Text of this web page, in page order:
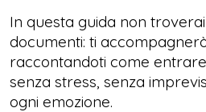
In questa guida non
documenti: ti
raccontandoti come
senza stress, senza
ogni emozione.